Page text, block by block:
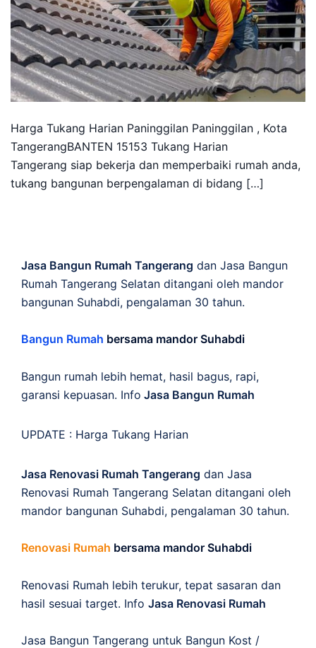
Harga Tukang Harian Paninggilan Paninggilan , Kota
TangerangBANTEN 15153 Tukang Harian
Tangerang siap bekerja dan memperbaiki rumah anda,
tukang bangunan berpengalaman di bidang […]
Jasa Bangun Rumah Tangerang dan Jasa Bangun
Rumah Tangerang Selatan ditangani oleh mandor
bangunan Suhabdi, pengalaman 30 tahun.
Bangun Rumah bersama mandor Suhabdi
Bangun rumah lebih hemat, hasil bagus, rapi,
garansi kepuasan. Info Jasa Bangun Rumah
UPDATE : Harga Tukang Harian
Jasa Renovasi Rumah Tangerang dan Jasa
Renovasi Rumah Tangerang Selatan ditangani oleh
mandor bangunan Suhabdi, pengalaman 30 tahun.
Renovasi Rumah bersama mandor Suhabdi
Renovasi Rumah lebih terukur, tepat sasaran dan
hasil sesuai target. Info Jasa Renovasi Rumah
Jasa Bangun Tangerang untuk Bangun Kost /